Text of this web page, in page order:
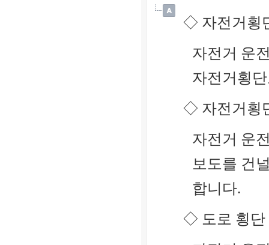
◇ 자전거횡
자전거 운
자전거횡
◇ 자전거횡
자전거 운
보도를 건
합니다.
◇ 도로 횡단